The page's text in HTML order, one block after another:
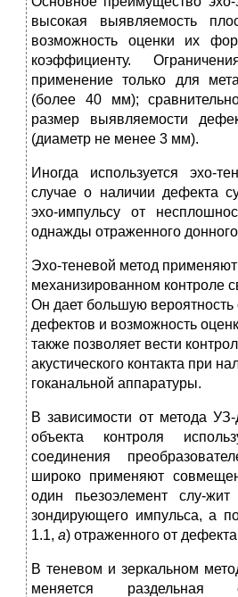
высокая выявляемость
возмож­ность оценки их
коэффициенту.
примене­ние только для
(более 40 мм);
размер выявляемоcти
(диаметр не менее 3 мм).
Иногда используется эхо-
случае о наличии дефекта
эхо-импульсу от
однаж­ды отраженного
Эхо-теневой метод
механизированном контроле
Он дает большую
дефектов и возможность
также позволяет вести
акустического контакта при
гоканальной аппаратуры.
В зависимости от метода
объекта контроля
соединения
широко применяют
один пьезоэлемент слу-жит
зондирующего импульса, а
1.1, а) отраженного от
В теневом и зеркальном
меняется раздельная